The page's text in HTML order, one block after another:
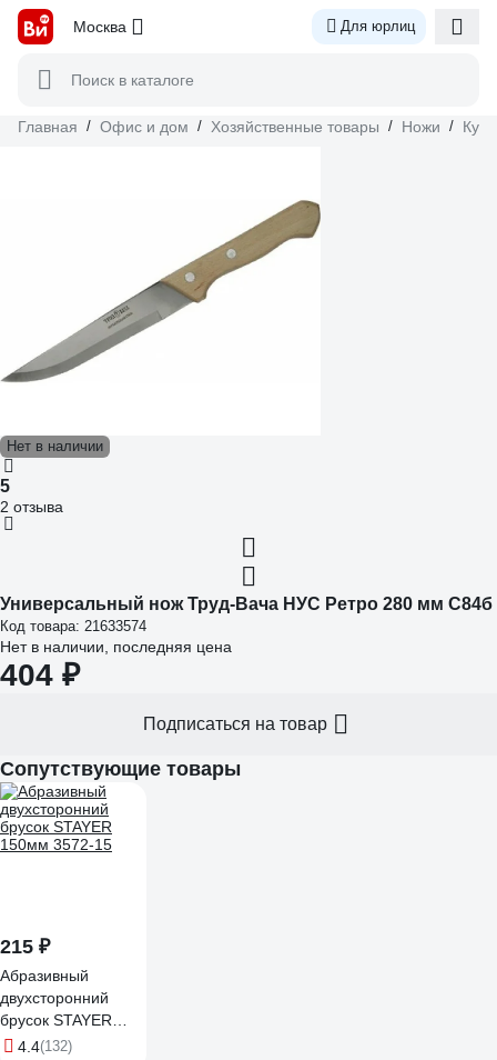
Москва Для юрлиц
Поиск в каталоге
Главная / Офис и дом / Хозяйственные товары / Ножи /
Нет в наличии
5
2 отзыва
Универсальный нож Труд-Вача НУС Ретро 280 мм С84б
Код товара: 21633574
Нет в наличии, последняя цена
404 ₽
Подписаться на товар
Сопутствующие товары
215 ₽
Абразивный
двухсторонний
брусок STAYER
150мм 3572-15
4.4(132)